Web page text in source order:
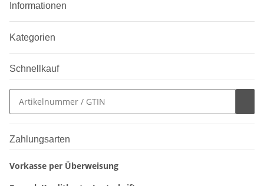
Informationen
Kategorien
Schnellkauf
Zahlungsarten
Vorkasse per Überweisung